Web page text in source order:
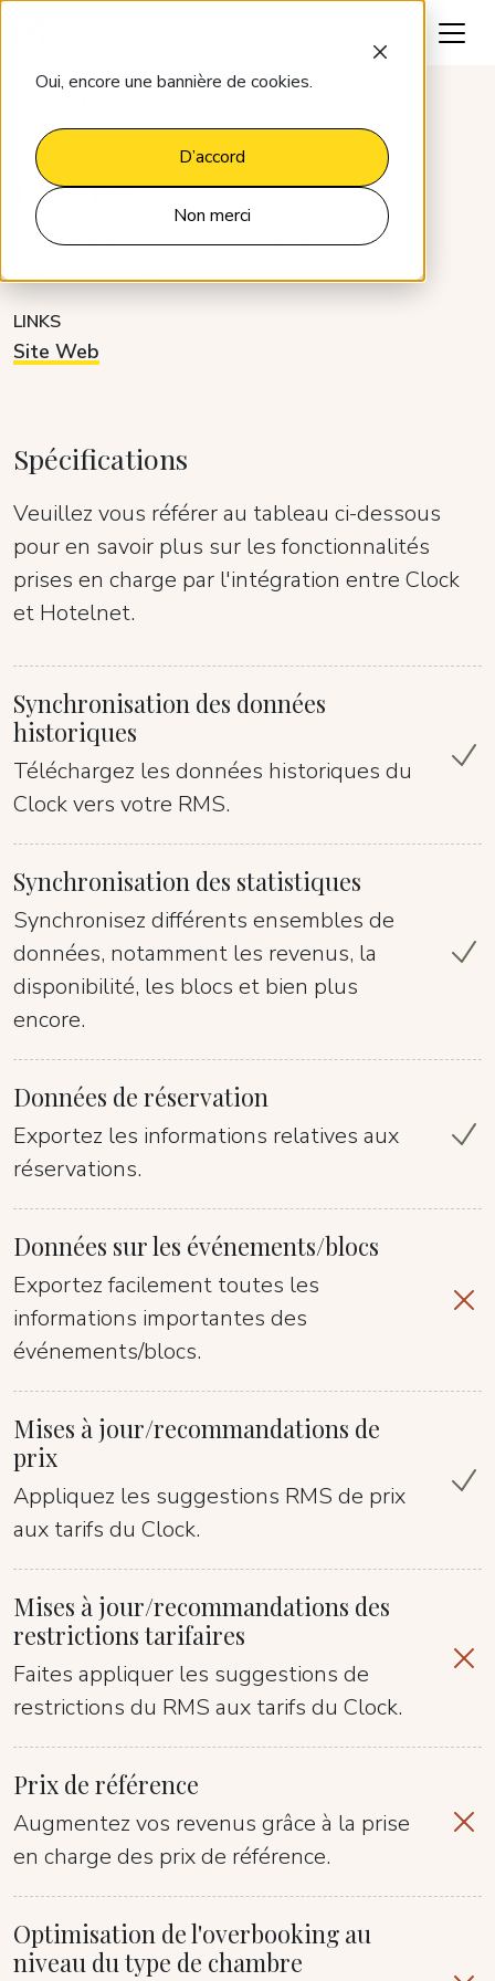
Oui, encore une bannière de cookies.
D’accord
Non merci
Hotelnet
CATÉGORIE DÉVELOPPEUR
LINKS
Site Web
Spécifications
Veuillez vous référer au tableau ci-dessous
pour en savoir plus sur les fonctionnalités
prises en charge par l'intégration entre Clock
et Hotelnet.
Synchronisation des données
historiques
Téléchargez les données historiques du
Clock vers votre RMS.
Synchronisation des statistiques
Synchronisez différents ensembles de
données, notamment les revenus, la
disponibilité, les blocs et bien plus
encore.
Données de réservation
Exportez les informations relatives aux
réservations.
Données sur les événements/blocs
Exportez facilement toutes les
informations importantes des
événements/blocs.
Mises à jour/recommandations de
prix
Appliquez les suggestions RMS de prix
aux tarifs du Clock.
Mises à jour/recommandations des
restrictions tarifaires
Faites appliquer les suggestions de
restrictions du RMS aux tarifs du Clock.
Prix de référence
Augmentez vos revenus grâce à la prise
en charge des prix de référence.
Optimisation de l'overbooking au
niveau du type de chambre